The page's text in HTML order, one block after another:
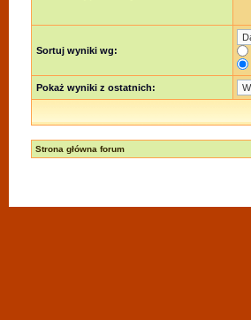
Sortuj wyniki wg:
Pokaż wyniki z ostatnich:
Strona główna forum